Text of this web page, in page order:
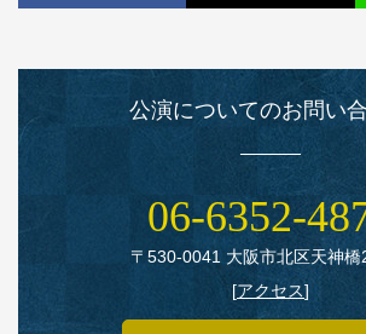
公演についてのお問い
〒530‑0041 大阪市北区天神橋
[アクセス]